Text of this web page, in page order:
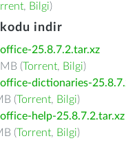
, Bilgi)
indir
25.8.7.2.tar.xz
(Torrent, Bilgi)
dictionaries-
(Torrent, Bilgi)
help-25.8.7.2.tar.xz
(Torrent, Bilgi)